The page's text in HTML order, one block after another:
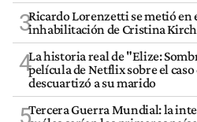
3Ricardo Lorenzetti se metió en
inhabilitación de Cristina
4La historia real de "Elize:
película de Netflix sobre el caso
descuartizó a su marido
5Tercera Guerra Mundial: la